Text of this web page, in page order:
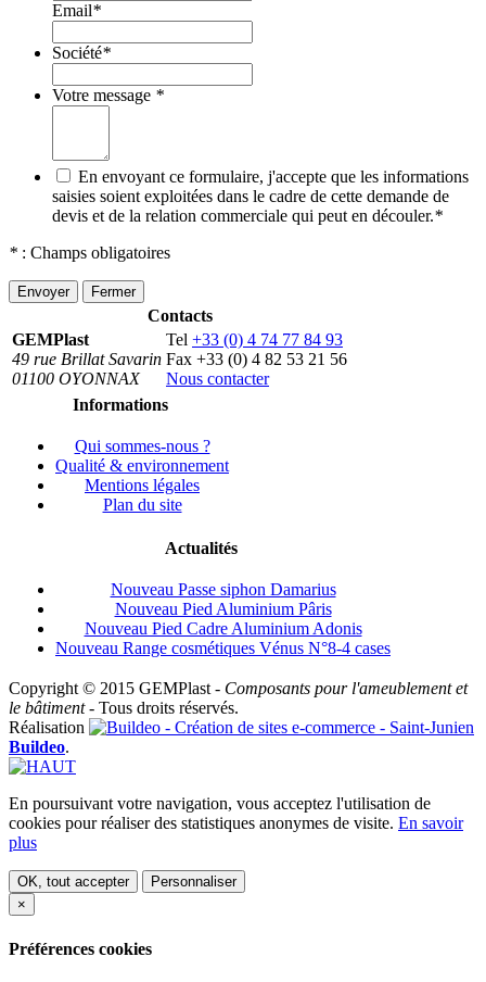
Email*
Société*
Votre message *
En envoyant ce formulaire, j'accepte que les informations
saisies soient exploitées dans le cadre de cette demande de
devis et de la relation commerciale qui peut en découler.*
* : Champs obligatoires
Envoyer Fermer
Contacts
GEMPlast
49 rue Brillat Savarin
01100 OYONNAX
Tel +33 (0) 4 74 77 84 93
Fax +33 (0) 4 82 53 21 56
Nous contacter
Informations
Qui sommes-nous ?
Qualité & environnement
Mentions légales
Plan du site
Actualités
Nouveau Passe siphon Damarius
Nouveau Pied Aluminium Pâris
Nouveau Pied Cadre Aluminium Adonis
Nouveau Range cosmétiques Vénus N°8-4 cases
Copyright © 2015 GEMPlast- Composants pour l'ameublement et
le bâtiment- Tous droits réservés.
Réalisation
Buildeo.
En poursuivant votre navigation, vous acceptez l'utilisation de
cookies pour réaliser des statistiques anonymes de visite. En savoir
plus
OK, tout accepter
Personnaliser
×
Préférences cookies